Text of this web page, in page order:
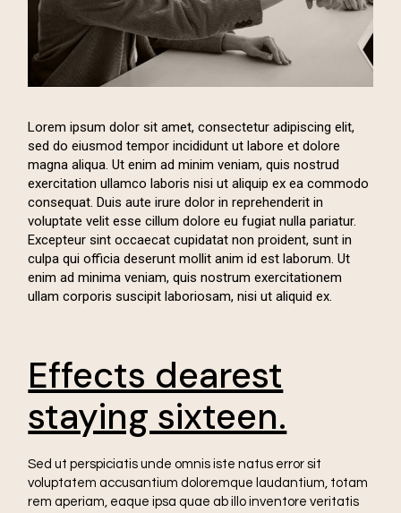
Lorem ipsum dolor sit amet, consectetur adipiscing elit,
sed do eiusmod tempor incididunt ut labore et dolore
magna aliqua. Ut enim ad minim veniam, quis nostrud
exercitation ullamco laboris nisi ut aliquip ex ea commodo
consequat. Duis aute irure dolor in reprehenderit in
voluptate velit esse cillum dolore eu fugiat nulla pariatur.
Excepteur sint occaecat cupidatat non proident, sunt in
culpa qui officia deserunt mollit anim id est laborum. Ut
enim ad minima veniam, quis nostrum exercitationem
ullam corporis suscipit laboriosam, nisi ut aliquid ex.
Effects dearest
staying sixteen.
Sed ut perspiciatis unde omnis iste natus error sit
voluptatem accusantium doloremque laudantium, totam
rem aperiam, eaque ipsa quae ab illo inventore veritatis